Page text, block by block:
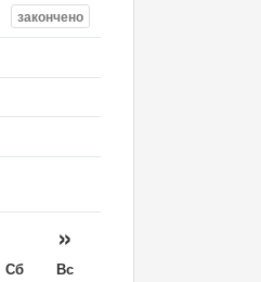
закончено
»
Сб
Вс